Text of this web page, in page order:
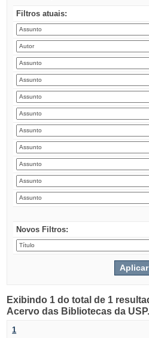
Filtros atuais:
Novos Filtros:
Exibindo 1 do total de 1
Acervo das Bibliotecas da USP.
1